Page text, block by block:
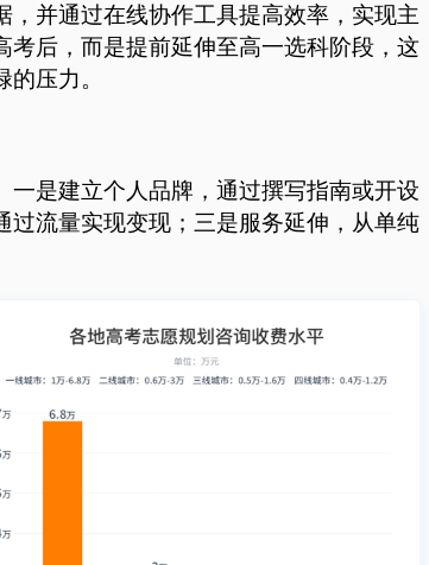
并通过在线协作工具提高效率，实现主
后，而是提前延伸至高一选科阶段，这
压力。
是建立个人品牌，通过撰写指南或开设
流量实现变现；三是服务延伸，从单纯